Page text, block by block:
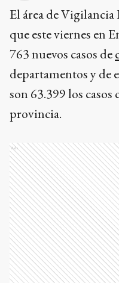
El área de
que este viernes en
763 nuevos casos de
departamentos y de
son 63.399 los
provincia.
Ads